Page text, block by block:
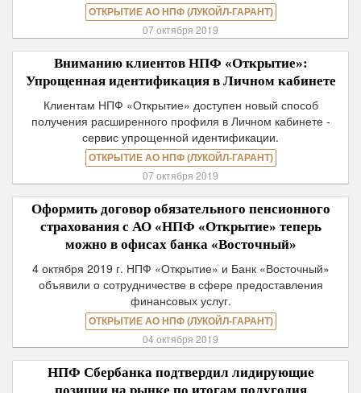
ОТКРЫТИЕ АО НПФ (ЛУКОЙЛ-ГАРАНТ)
07 октября 2019
Вниманию клиентов НПФ «Открытие»:
Упрощенная идентификация в Личном кабинете
Клиентам НПФ «Открытие» доступен новый способ
получения расширенного профиля в Личном кабинете -
сервис упрощенной идентификации.
ОТКРЫТИЕ АО НПФ (ЛУКОЙЛ-ГАРАНТ)
07 октября 2019
Оформить договор обязательного пенсионного
страхования c АО «НПФ «Открытие» теперь
можно в офисах банка «Восточный»
4 октября 2019 г. НПФ «Открытие» и Банк «Восточный»
объявили о сотрудничестве в сфере предоставления
финансовых услуг.
ОТКРЫТИЕ АО НПФ (ЛУКОЙЛ-ГАРАНТ)
04 октября 2019
НПФ Сбербанка подтвердил лидирующие